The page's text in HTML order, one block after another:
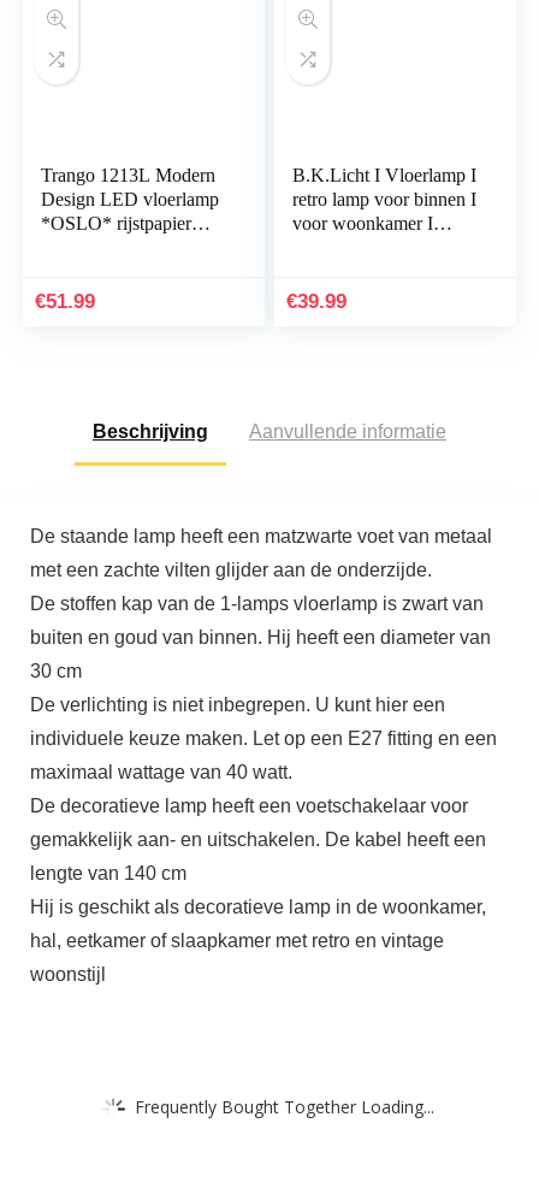
Trango 1213L Modern
Design LED vloerlamp
*OSLO* rijstpapier
staande lamp 125cm
€51.99
B.K.Licht I Vloerlamp I
retro lamp voor binnen I
voor woonkamer I
staande…
€39.99
Beschrijving Aanvullende informatie
De staande lamp heeft een matzwarte voet van metaal
met een zachte vilten glijder aan de onderzijde.
De stoffen kap van de 1-lamps vloerlamp is zwart van
buiten en goud van binnen. Hij heeft een diameter van
30 cm
De verlichting is niet inbegrepen. U kunt hier een
individuele keuze maken. Let op een E27 fitting en een
maximaal wattage van 40 watt.
De decoratieve lamp heeft een voetschakelaar voor
gemakkelijk aan- en uitschakelen. De kabel heeft een
lengte van 140 cm
Hij is geschikt als decoratieve lamp in de woonkamer,
hal, eetkamer of slaapkamer met retro en vintage
woonstijl
Frequently Bought Together Loading...